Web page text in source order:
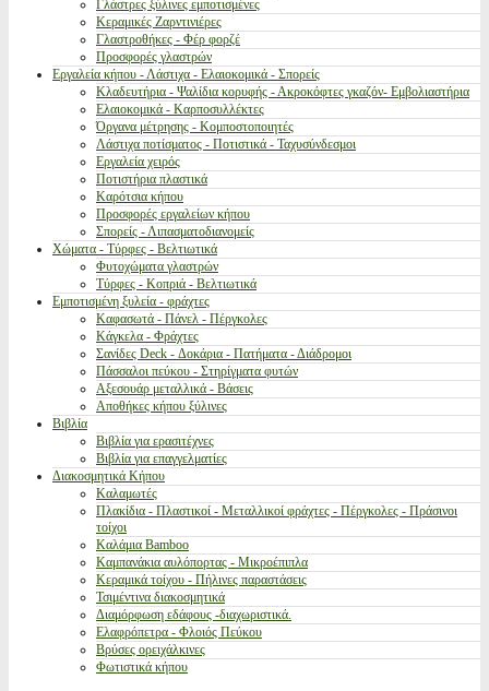
Γλάστρες ξύλινες εμποτισμένες
Κεραμικές Ζαρντινιέρες
Γλαστροθήκες - Φέρ φορζέ
Προσφορές γλαστρών
Εργαλεία κήπου - Λάστιχα - Ελαιοκομικά - Σπορείς
Κλαδευτήρια - Ψαλίδια κορυφής - Ακροκόφτες γκαζόν- Εμβολιαστήρια
Ελαιοκομικά - Καρποσυλλέκτες
Όργανα μέτρησης - Κομποστοποιητές
Λάστιχα ποτίσματος - Ποτιστικά - Ταχυσύνδεσμοι
Εργαλεία χειρός
Ποτιστήρια πλαστικά
Καρότσια κήπου
Προσφορές εργαλείων κήπου
Σπορείς - Λιπασματοδιανομείς
Χώματα - Τύρφες - Βελτιωτικά
Φυτοχώματα γλαστρών
Τύρφες - Κοπριά - Βελτιωτικά
Εμποτισμένη ξυλεία - φράχτες
Καφασωτά - Πάνελ - Πέργκολες
Κάγκελα - Φράχτες
Σανίδες Deck - Δοκάρια - Πατήματα - Διάδρομοι
Πάσσαλοι πεύκου - Στηρίγματα φυτών
Αξεσουάρ μεταλλικά - Βάσεις
Αποθήκες κήπου ξύλινες
Βιβλία
Βιβλία για ερασιτέχνες
Βιβλία για επαγγελματίες
Διακοσμητικά Κήπου
Καλαμωτές
Πλακίδια - Πλαστικοί - Μεταλλικοί φράχτες - Πέργκολες - Πράσινοι
τοίχοι
Καλάμια Bamboo
Καμπανάκια αυλόπορτας - Μικροέπιπλα
Κεραμικά τοίχου - Πήλινες παραστάσεις
Τσιμέντινα διακοσμητικά
Διαμόρφωση εδάφους -διαχωριστικά.
Ελαφρόπετρα - Φλοιός Πεύκου
Βρύσες ορειχάλκινες
Φωτιστικά κήπου